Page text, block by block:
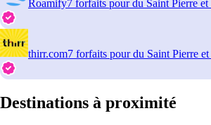
Roamify7 forfaits pour du Saint Pierre
thirr.com7 forfaits pour du Saint Pierre
Destinations à proximité